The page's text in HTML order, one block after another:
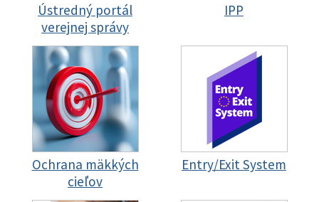
Ústredný portál
verejnej správy
IPP
Ochrana mäkkých
cieľov
Entry/Exit System